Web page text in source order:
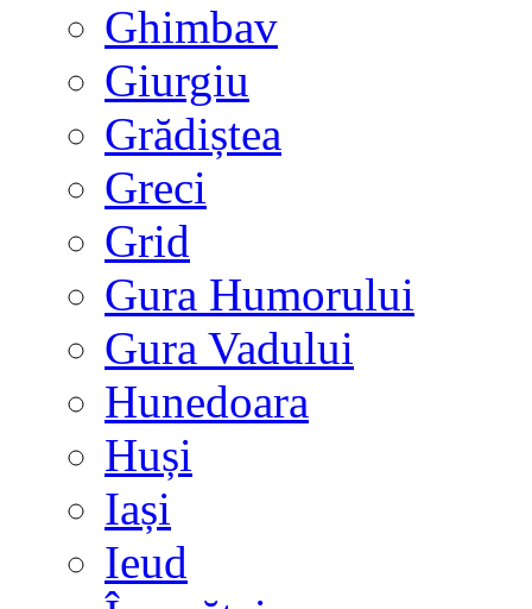
Ghimbav
Giurgiu
Grădiștea
Greci
Grid
Gura Humorului
Gura Vadului
Hunedoara
Huși
Iași
Ieud